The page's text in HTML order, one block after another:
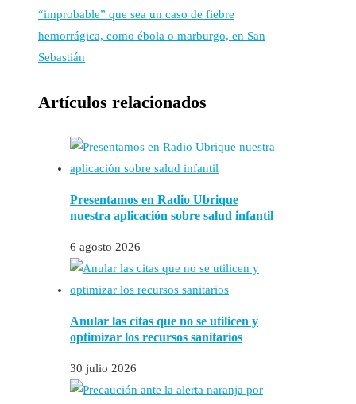
“improbable” que sea un caso de fiebre
hemorrágica, como ébola o marburgo, en San
Sebastián
Artículos relacionados
Presentamos en Radio Ubrique
nuestra aplicación sobre salud infantil
6 agosto 2026
Anular las citas que no se utilicen y
optimizar los recursos sanitarios
30 julio 2026